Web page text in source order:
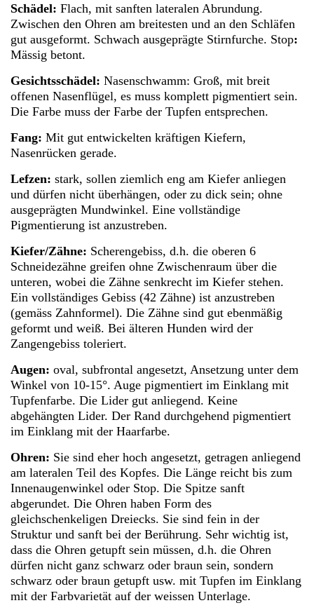
Schädel: Flach, mit sanften lateralen Abrundung.
Zwischen den Ohren am breitesten und an den Schläfen
gut ausgeformt. Schwach ausgeprägte Stirnfurche. Stop:
Mässig betont.
Gesichtsschädel: Nasenschwamm: Groß, mit breit
offenen Nasenflügel, es muss komplett pigmentiert sein.
Die Farbe muss der Farbe der Tupfen entsprechen.
Fang: Mit gut entwickelten kräftigen Kiefern,
Nasenrücken gerade.
Lefzen: stark, sollen ziemlich eng am Kiefer anliegen
und dürfen nicht überhängen, oder zu dick sein; ohne
ausgeprägten Mundwinkel. Eine vollständige
Pigmentierung ist anzustreben.
Kiefer/Zähne: Scherengebiss, d.h. die oberen 6
Schneidezähne greifen ohne Zwischenraum über die
unteren, wobei die Zähne senkrecht im Kiefer stehen.
Ein vollständiges Gebiss (42 Zähne) ist anzustreben
(gemäss Zahnformel). Die Zähne sind gut ebenmäßig
geformt und weiß. Bei älteren Hunden wird der
Zangengebiss toleriert.
Augen: oval, subfrontal angesetzt, Ansetzung unter dem
Winkel von 10-15°. Auge pigmentiert im Einklang mit
Tupfenfarbe. Die Lider gut anliegend. Keine
abgehängten Lider. Der Rand durchgehend pigmentiert
im Einklang mit der Haarfarbe.
Ohren: Sie sind eher hoch angesetzt, getragen anliegend
am lateralen Teil des Kopfes. Die Länge reicht bis zum
Innenaugenwinkel oder Stop. Die Spitze sanft
abgerundet. Die Ohren haben Form des
gleichschenkeligen Dreiecks. Sie sind fein in der
Struktur und sanft bei der Berührung. Sehr wichtig ist,
dass die Ohren getupft sein müssen, d.h. die Ohren
dürfen nicht ganz schwarz oder braun sein, sondern
schwarz oder braun getupft usw. mit Tupfen im Einklang
mit der Farbvarietät auf der weissen Unterlage.